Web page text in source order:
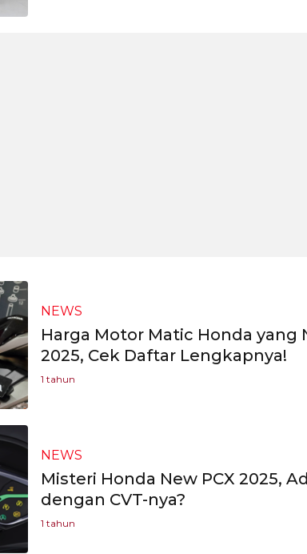
NEWS
Harga Motor Matic Honda yang
2025, Cek Daftar Lengkapnya!
1 tahun
NEWS
Misteri Honda New PCX 2025,
dengan CVT-nya?
1 tahun